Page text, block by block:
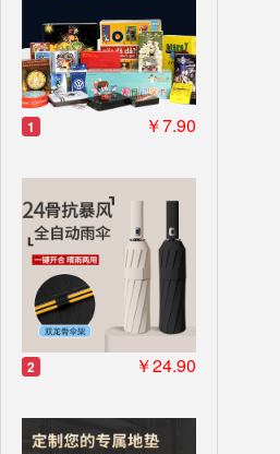
1 ￥7.90
2 ￥24.90